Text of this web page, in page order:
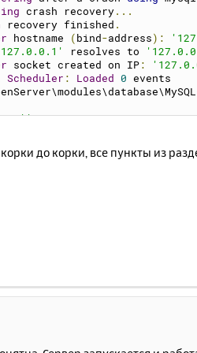
Child 5060: Child
Child 5060: Acquired
Child 5060: Starting 32
Child 5060: Listening
Child 5060: Listening
crash recovery ...
recovery finished .
hostname ( bind -address ):
resolves to
socket created on IP :
Scheduler : Loaded 0 events
: ''
  port
: 3306 MySQL
до корки, все пункты из